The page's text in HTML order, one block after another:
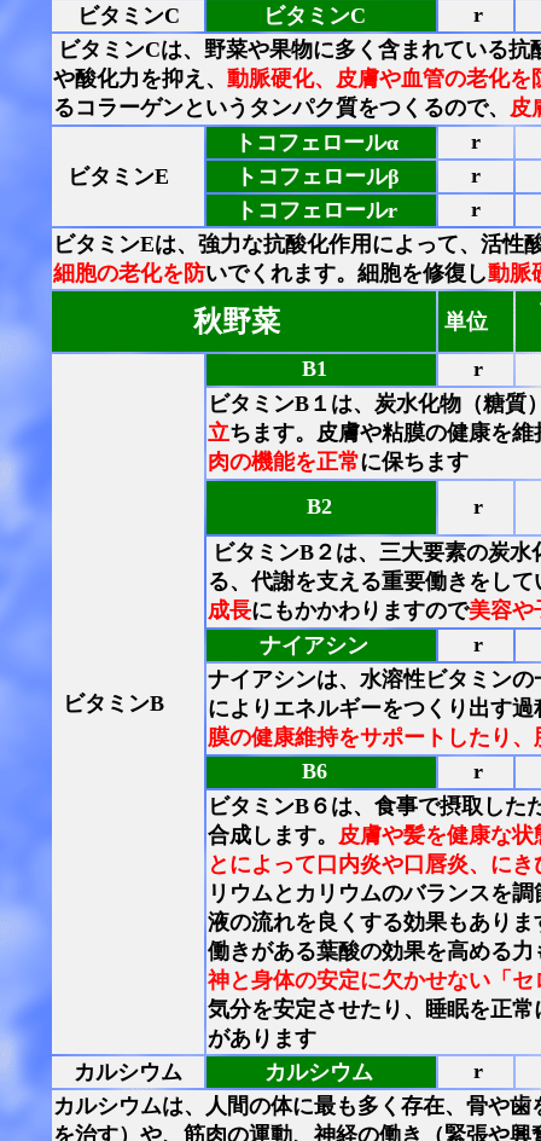
ビタミンC
ビタミンC
r
ビタミンCは、 野菜や果物に多く含まれている抗
や酸化力を抑え、 動脈硬化、皮膚や血管の老化を
るコラーゲンというタンパク質をつくるので、 皮
ビタミンE
トコフェロールα
r
トコフェロールβ
r
トコフェロールr
r
ビタミンEは、 強力な抗酸化作用によって、活性
細胞の老化を防いでくれます。 細胞を修復し動脈
秋野菜 単位
ビタミンB
B1
r
ビタミンB１は、 炭水化物（糖質
立ちます。 皮膚や粘膜の健康を維
肉の機能を正常に保ちます
B2
r
ビタミンB２は、三大要素の炭
る、代謝を支える重要働きをして
成長にもかかわりますので美容や
ナイアシン
r
ナイアシンは、水溶性ビタミン
によりエネルギーをつくり出す
膜の健康維持をサポートしたり
B6
r
ビタミンB６は、食事で摂取した
合成します。 皮膚や髪を健康な
とによって口内炎や口唇炎、に
リウムとカリウムのバランスを
液の流れを良くする効果もあり
働きがある葉酸の効果を高める
神と身体の安定に欠かせない「
気分を安定させたり、睡眠を正
があります
カルシウム
カルシウム
r
カルシウムは、人間の体に最も多く存在、骨や
を治す）や、筋肉の運動、神経の働き（緊張や